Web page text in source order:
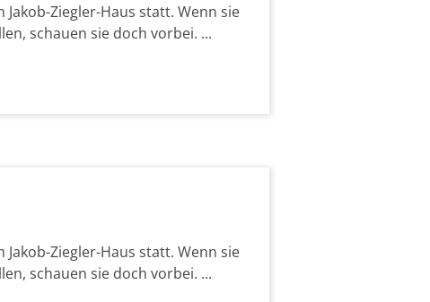
Ziegler-Haus statt. Wenn sie
schauen sie doch vorbei. ...
Ziegler-Haus statt. Wenn sie
schauen sie doch vorbei. ...